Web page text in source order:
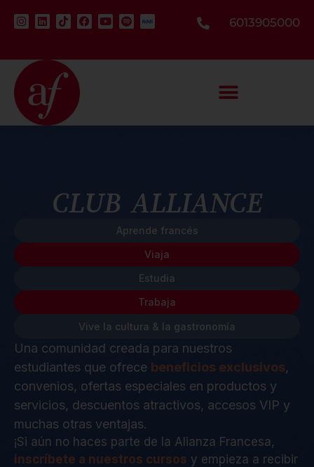
6013905000
CLUB ALLIANCE
Aprende francés
Viaja
Estudia
Trabaja
Vive la cultura & la gastronomía
Una comunidad creada para nuestros
estudiantes que ofrece beneficios exclusivos,
convenios, ofertas especiales en productos y
servicios, descuentos atractivos, accesos VIP y
muchas otras ventajas.
¡Si aún no haces parte de la Alianza Francesa,
inscríbete a nuestros cursos y empieza a recibir